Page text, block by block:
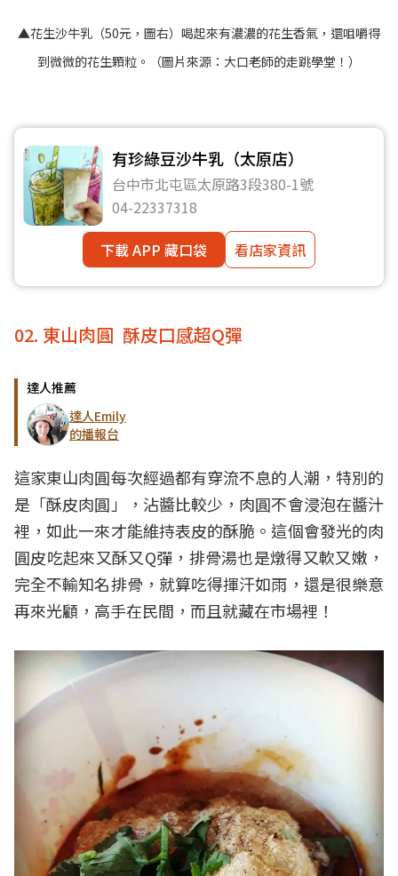
▲花生沙牛乳（50元，圖右）喝起來有濃濃的花生香氣，還咀嚼得
到微微的花生顆粒。（圖片來源： 大口老師的走跳學堂！ ）
有珍綠豆沙牛乳（太原店）
台中市北屯區太原路3段380-1號
04-22337318
下載 APP 藏口袋
看店家資訊
02. 東山肉圓 酥皮口感超Q彈
達人推薦
達人Emily
的播報台
這家東山肉圓每次經過都有穿流不息的人潮，特別的
是「酥皮肉圓」，沾醬比較少，肉圓不會浸泡在醬汁
裡，如此一來才能維持表皮的酥脆。這個會發光的肉
圓皮吃起來又酥又Q彈，排骨湯也是燉得又軟又嫩，
完全不輸知名排骨，就算吃得揮汗如雨，還是很樂意
再來光顧，高手在民間，而且就藏在市場裡！